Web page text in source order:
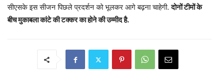
सीएसके इस सीजन पिछले प्रदर्शन को भूलकर आगे बढ़ना चाहेगी.दोनों टीमों के
बीच मुकाबला कांटे की टक्कर का होने की उम्मीद है.